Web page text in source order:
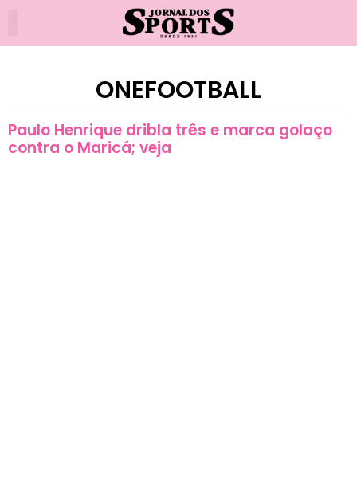
ONEFOOTBALL
Paulo Henrique dribla três e marca golaço
contra o Maricá; veja